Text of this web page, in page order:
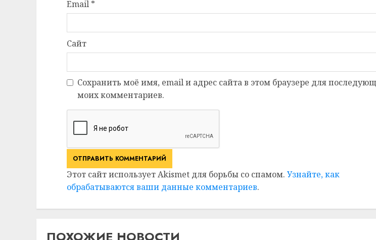
Email *
Сайт
Сохранить моё имя, email и адрес сайта в этом браузере для
моих комментариев.
Этот сайт использует Akismet для борьбы со спамом. Узнайте, как
обрабатываются ваши данные комментариев.